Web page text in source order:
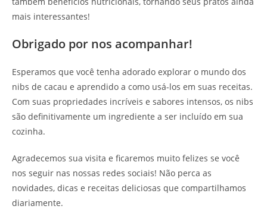
mais interessantes!
Obrigado por nos acompanhar!
Esperamos que você tenha adorado explorar o mundo dos
nibs de cacau e aprendido a como usá-los em suas receitas.
Com suas propriedades incríveis e sabores intensos, os nibs
são definitivamente um ingrediente a ser incluído em sua
cozinha.
Agradecemos sua visita e ficaremos muito felizes se você
nos seguir nas nossas redes sociais! Não perca as
novidades, dicas e receitas deliciosas que compartilhamos
diariamente.